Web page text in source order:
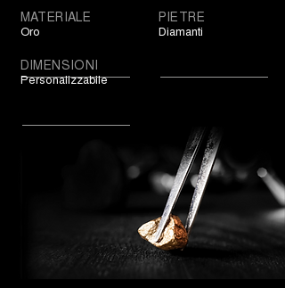
MATERIALE
Oro
DIMENSIONI
Personalizzabile
PIETRE
Diamanti